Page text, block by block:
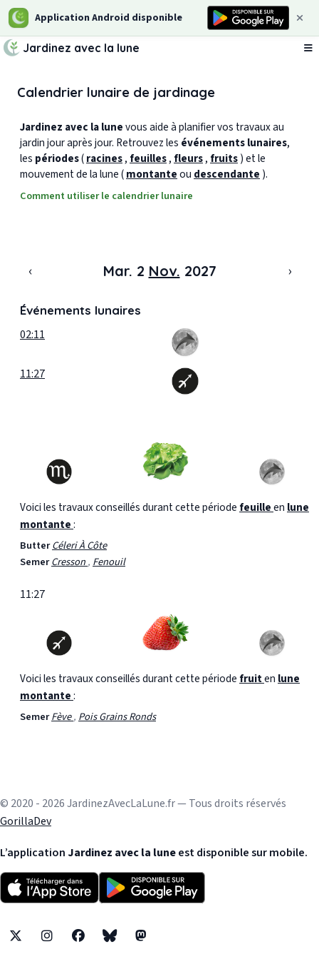
Application Android disponible
Jardinez avec la lune
Calendrier lunaire de jardinage
Jardinez avec la lunevous aide à planifier vos travaux au
jardin jour après jour. Retrouvez les événements lunaires,
les périodes(racines, feuilles, fleurs, fruits) et le
mouvement de la lune (montanteou descendante ).
Comment utiliser le calendrier lunaire
‹ Mar. 2 Nov. 2027 ›
Événements lunaires
02:11
11:27
Voici les travaux conseillés durant cette période feuilleen lune
montante:
ButterCéleri À Côte
SemerCresson, Fenouil
11:27
Voici les travaux conseillés durant cette période fruiten lune
montante:
SemerFève,Pois Grains Ronds
© 2020 - 2026 JardinezAvecLaLune.fr — Tous droits réservés
GorillaDev
L’application Jardinez avec la luneest disponible sur mobile.
X InstagramFacebookBlueskyMastodon